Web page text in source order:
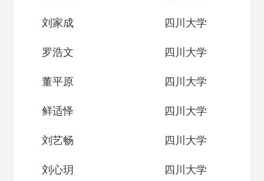
刘家成 四川大学
罗浩文 四川大学
董平原 四川大学
鲜适怿 四川大学
刘艺畅 四川大学
刘心玥 四川大学